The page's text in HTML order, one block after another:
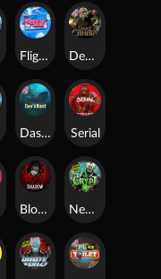
Blood & Shadow Nexus The Crypt
Das xBoot
Flight Mode
Serial
Dead Canary